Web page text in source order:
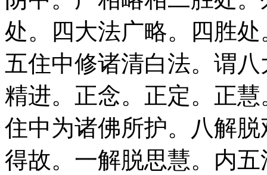
处。四大法广略。四胜
五住中修诸清白法。谓
精进。正念。正定。正
住中为诸佛所护。八解
得故。一解脱思慧。内